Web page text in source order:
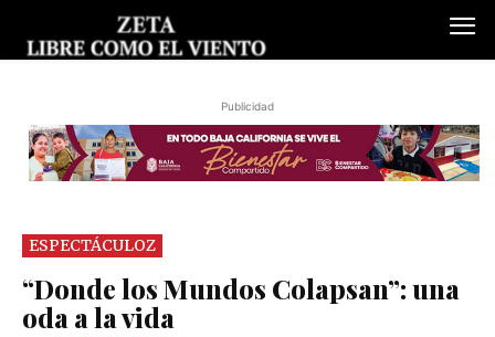
Publicidad
ESPECTÁCULOZ
“Donde los Mundos Colapsan”: una
oda a la vida